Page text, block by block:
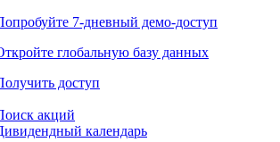
7-дневный демо-доступ
глобальную базу данных
доступ
акций
календарь